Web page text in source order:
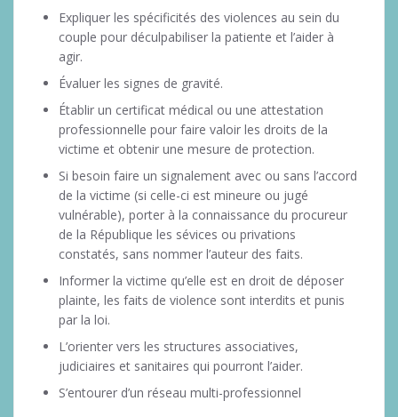
Expliquer les spécificités des violences au sein du
couple pour déculpabiliser la patiente et l’aider à
agir.
Évaluer les signes de gravité.
Établir un certificat médical ou une attestation
professionnelle pour faire valoir les droits de la
victime et obtenir une mesure de protection.
Si besoin faire un signalement avec ou sans l’accord
de la victime (si celle-ci est mineure ou jugé
vulnérable), porter à la connaissance du procureur
de la République les sévices ou privations
constatés, sans nommer l’auteur des faits.
Informer la victime qu’elle est en droit de déposer
plainte, les faits de violence sont interdits et punis
par la loi.
L’orienter vers les structures associatives,
judiciaires et sanitaires qui pourront l’aider.
S’entourer d’un réseau multi-professionnel